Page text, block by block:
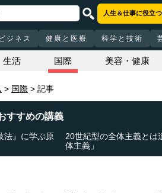
人生＆仕事に役立
ジネス 健康と医療 科学と技術
生活 国際 美容・健康
国際 記事
すすめの講義
法』に学ぶ原
20世紀型の全体主義とは
体主義」